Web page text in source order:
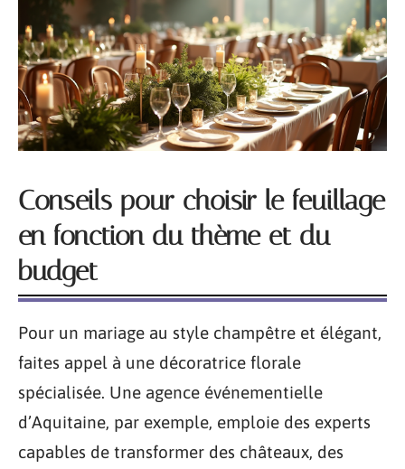
Conseils pour choisir le feuillage
en fonction du thème et du
budget
Pour un mariage au style champêtre et élégant,
faites appel à une décoratrice florale
spécialisée. Une agence événementielle
d’Aquitaine, par exemple, emploie des experts
capables de transformer des châteaux, des